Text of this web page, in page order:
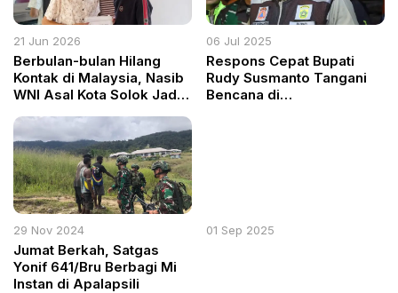
21 Jun 2026
Berbulan-bulan Hilang
Kontak di Malaysia, Nasib
WNI Asal Kota Solok Jadi
06 Jul 2025
Respons Cepat Bupati
Rudy Susmanto Tangani
Bencana di
29 Nov 2024
Jumat Berkah, Satgas
Yonif 641/Bru Berbagi Mi
Instan di Apalapsili
01 Sep 2025